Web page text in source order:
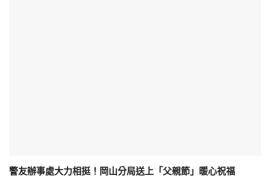
警友辦事處大力相挺！岡山分局送上「父親節」暖心祝福